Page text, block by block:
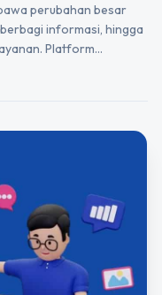
perubahan besar
informasi, hingga
Platform…